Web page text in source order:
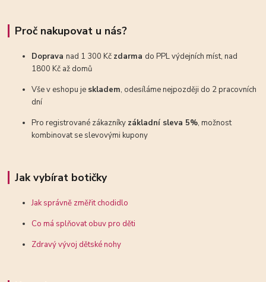
Proč nakupovat u nás?
Dopravanad 1 300 Kč zdarma do PPL výdejních míst, nad
1800 Kč až domů
Vše v eshopu je skladem, odesíláme nejpozději do 2 pracovních
dní
Pro registrované zákazníky základní sleva 5%, možnost
kombinovat se slevovými kupony
Jak vybírat botičky
Jak správně změřit chodidlo
Co má splňovat obuv pro děti
Zdravý vývoj dětské nohy